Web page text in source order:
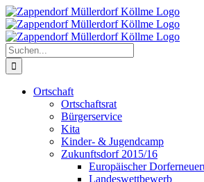
Zum
Inhalt
springen
Suche
nach:
Ortschaft
Ortschaftsrat
Bürgerservice
Kita
Kinder- & Jugendcamp
Zukunftsdorf 2015/16
Europäischer
Landeswettbewerb